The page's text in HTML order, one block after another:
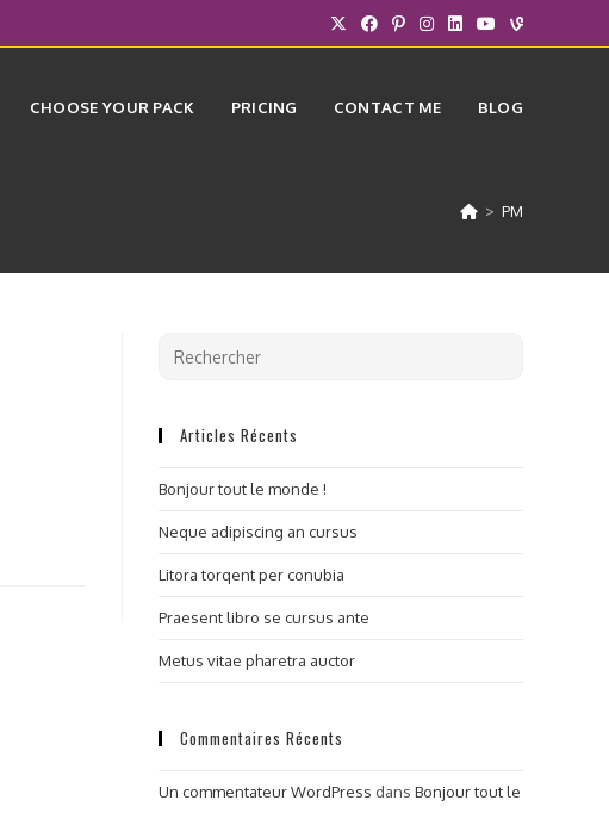
CHOOSE YOUR PACK PRICING CONTACT ME BLOG
> PM
Articles Récents
Bonjour tout le monde !
Neque adipiscing an cursus
Litora torqent per conubia
Praesent libro se cursus ante
Metus vitae pharetra auctor
Commentaires Récents
Un commentateur WordPress dans Bonjour tout le